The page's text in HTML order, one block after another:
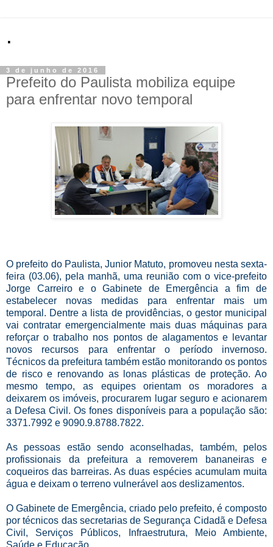
.
3 de junho de 2016
Prefeito do Paulista mobiliza equipe
para enfrentar novo temporal
O prefeito do Paulista, Junior Matuto, promoveu nesta sexta-
feira (03.06), pela manhã, uma reunião com o vice-prefeito
Jorge Carreiro e o Gabinete de Emergência a fim de
estabelecer novas medidas para enfrentar mais um
temporal. Dentre a lista de providências, o gestor municipal
vai contratar emergencialmente mais duas máquinas para
reforçar o trabalho nos pontos de alagamentos e levantar
novos recursos para enfrentar o período invernoso.
Técnicos da prefeitura também estão monitorando os pontos
de risco e renovando as lonas plásticas de proteção. Ao
mesmo tempo, as equipes orientam os moradores a
deixarem os imóveis, procurarem lugar seguro e acionarem
a Defesa Civil. Os fones disponíveis para a população são:
3371.7992 e 9090.9.8788.7822.
As pessoas estão sendo aconselhadas, também, pelos
profissionais da prefeitura a removerem bananeiras e
coqueiros das barreiras. As duas espécies acumulam muita
água e deixam o terreno vulnerável aos deslizamentos.
O Gabinete de Emergência, criado pelo prefeito, é composto
por técnicos das secretarias de Segurança Cidadã e Defesa
Civil, Serviços Públicos, Infraestrutura, Meio Ambiente,
Saúde e Educação.